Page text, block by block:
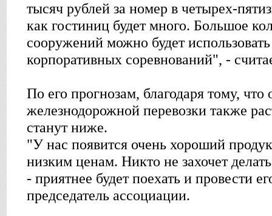
тысяч рублей за номер в четырех-
как гостиниц будет много. Большое
сооружений можно будет
корпоративных соревнований", -
По его прогнозам, благодаря тому, что
железнодорожной перевозки также
станут ниже.
"У нас появится очень хороший
низким ценам. Никто не захочет
- приятнее будет поехать и провести
председатель ассоциации.